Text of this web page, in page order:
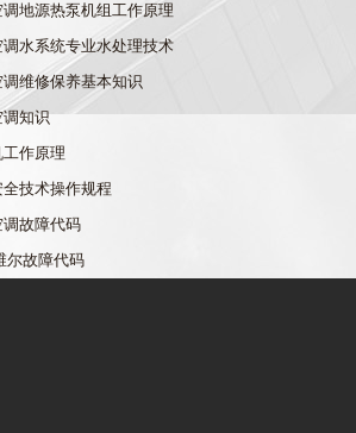
地源热泵机组工作原理
调水系统专业水处理技术
维修保养基本知识
调知识
作原理
技术操作规程
调故障代码
尔故障代码